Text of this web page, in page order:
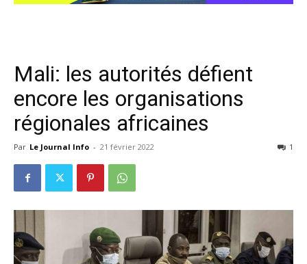
Mali: les autorités défient
encore les organisations
régionales africaines
Par Le Journal Info - 21 février 2022 1